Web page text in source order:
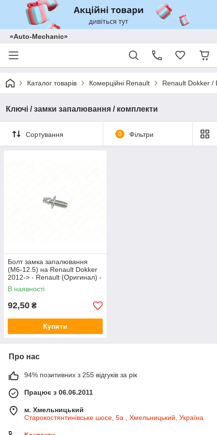
«Auto-Mechanic»
Каталог товарів Комерційні Renault Renault Dokker /
Ключі / замки запалювання / комплекти
Сортування 0 Фільтри
Болт замка запалювання
(М6-12.5) на Renault Dokker
2012-> - Renault (Оригинал) -
7705098195
В наявності
92,50 ₴
Купити
Про нас
94% позитивних з 255 відгуків за рік
Працює з 06.06.2011
м. Хмельницький
Старокостянтинівське шосе, 5а , Хмельницький, Україна